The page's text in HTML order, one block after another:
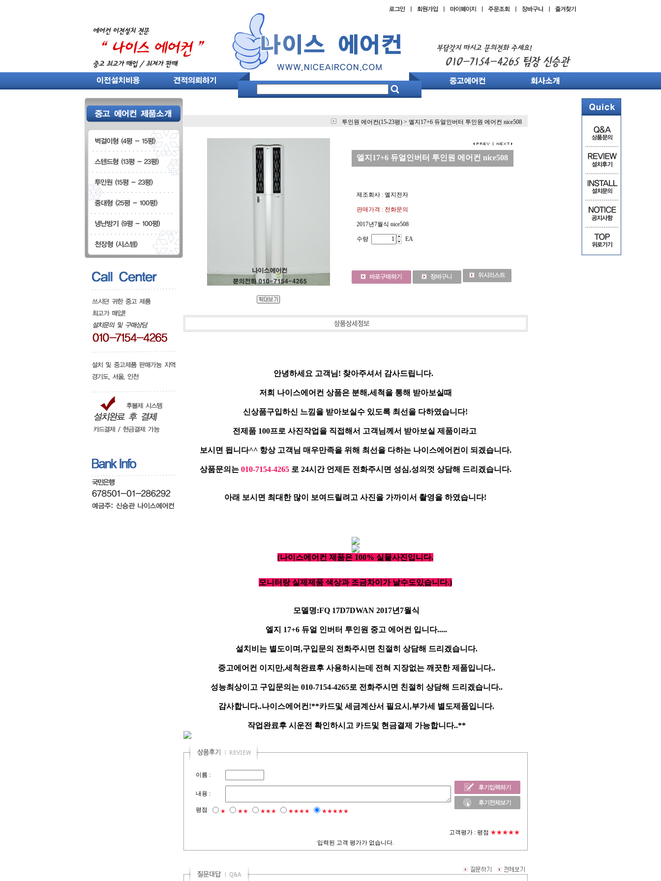
투인원 에어컨(15-23평) > 엘지17+6 듀얼인버터 투인원 에어컨 nice508
엘지17+6 듀얼인버터 투인원 에어컨 nice508
제조회사 : 엘지전자
판매가격 : 전화문의
2017년7월식 nice508
수량 EA
안녕하세요 고객님! 찾아주셔서 감사드립니다.
저희 나이스에어컨 상품은 분해,세척을 통해 받아보실때
신상품구입하신 느낌을 받아보실수 있도록 최선을 다하였습니다!
전제품 100프로 사진작업을 직접해서 고객님께서 받아보실 제품이라고
보시면 됩니다^^ 항상 고객님 매우만족을 위해 최선을 다하는 나이스에어컨이 되겠습니다.
상품문의는 010-7154-4265로 24시간 언제든 전화주시면 성심,성의껏 상담해 드리겠습니다.
아래 보시면 최대한 많이 보여드릴려고 사진을 가까이서 촬영을 하였습니다!
(나이스에어컨 제품은 100% 실물사진입니다.
모니터랑 실제제품 색상과 조금차이가 날수도있습니다.)
모델명:FQ 17D7DWAN 2017년7월식
엘지 17+6 듀얼 인버터 투인원 중고 에어컨 입니다.....
설치비는 별도이며,구입문의 전화주시면 친절히 상담해 드리겠습니다.
중고에어컨 이지만,세척완료후 사용하시는데 전혀 지장없는 깨끗한 제품입니다..
성능최상이고 구입문의는 010-7154-4265로 전화주시면 친절히 상담해 드리겠습니다..
감사합니다..나이스에어컨!**카드및 세금계산서 필요시,부가세 별도제품입니다.
작업완료후 시운전 확인하시고 카드및 현금결제 가능합니다..**
이름 :
내용 :
평점 ★ ★★ ★★★ ★★★★ ★★★★★
고객평가 : 평점 ★★★★★
입력된 고객 평가가 없습니다.